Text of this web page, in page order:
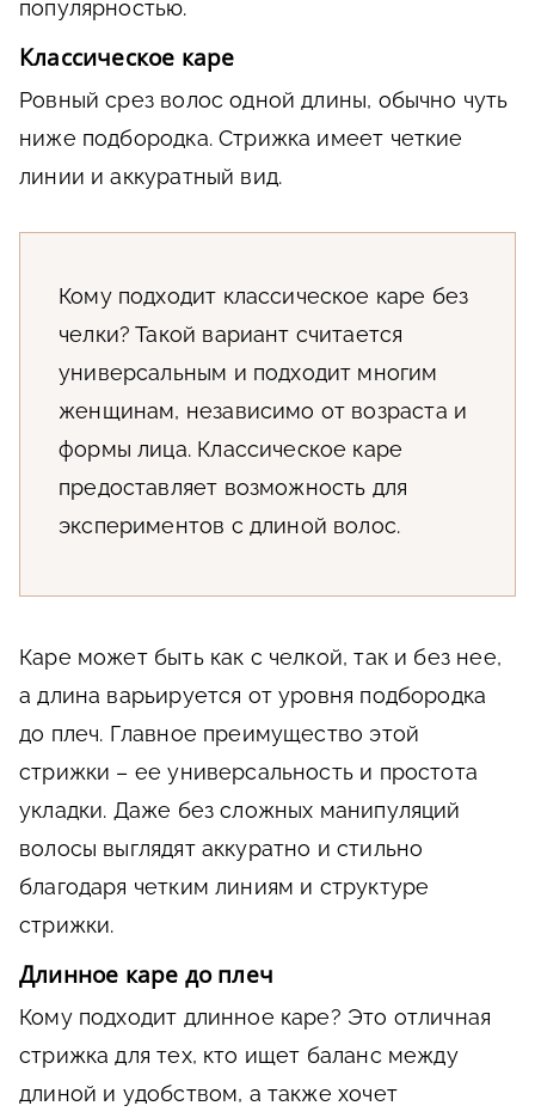
популярностью.
Классическое каре
Ровный срез волос одной длины, обычно чуть
ниже подбородка. Стрижка имеет четкие
линии и аккуратный вид.
Кому подходит классическое каре без
челки? Такой вариант считается
универсальным и подходит многим
женщинам, независимо от возраста и
формы лица. Классическое каре
предоставляет возможность для
экспериментов с длиной волос.
Каре может быть как с челкой, так и без нее,
а длина варьируется от уровня подбородка
до плеч. Главное преимущество этой
стрижки – ее универсальность и простота
укладки. Даже без сложных манипуляций
волосы выглядят аккуратно и стильно
благодаря четким линиям и структуре
стрижки.
Длинное каре до плеч
Кому подходит длинное каре? Это отличная
стрижка для тех, кто ищет баланс между
длиной и удобством, а также хочет